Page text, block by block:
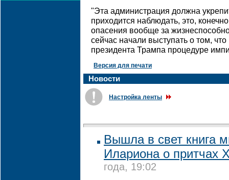
"Эта администрация должна
приходится наблюдать, это,
опасения вообще за
сейчас начали выступать о том,
президента Трампа процедуре
Версия для печати
Новости
Настройка ленты
Вышла в свет книга
Илариона о притчах
года, 19:02